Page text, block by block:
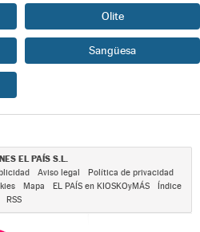
Olite
Sangüesa
EL PAÍS S.L.
Aviso legal
Política de privacidad
Mapa EL PAÍS en KIOSKOyMÁS
Índice
RSS